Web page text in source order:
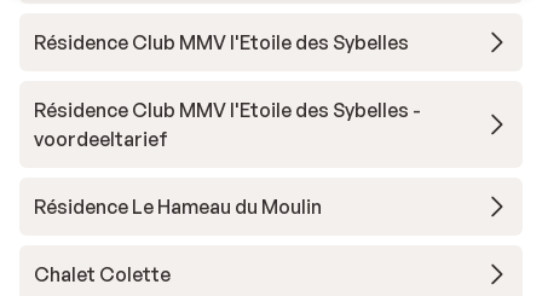
Résidence Club MMV l'Etoile des Sybelles
Résidence Club MMV l'Etoile des Sybelles -
voordeeltarief
Résidence Le Hameau du Moulin
Chalet Colette